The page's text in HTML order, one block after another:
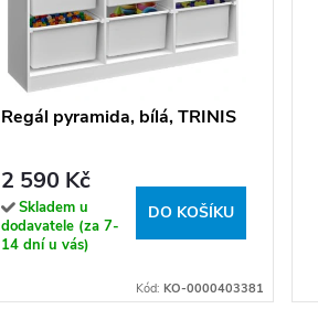
Regál pyramida, bílá, TRINIS
2 590 Kč
Skladem u
dodavatele (za 7-
14 dní u vás)
DO KOŠÍKU
Kód: KO-0000403381